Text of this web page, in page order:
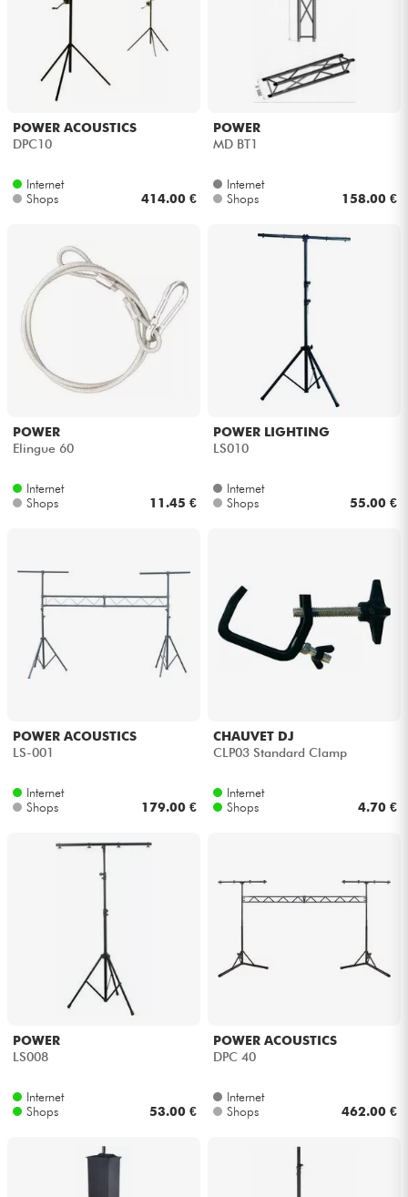
POWER ACOUSTICS
DPC10
Internet
Shops
414.00 €
POWER
MD BT1
Internet
Shops
158.00 €
POWER
Elingue 60
Internet
Shops
11.45 €
POWER LIGHTING
LS010
Internet
Shops
55.00 €
POWER ACOUSTICS
LS-001
Internet
Shops
179.00 €
CHAUVET DJ
CLP03 Standard Clamp
Internet
Shops
4.70 €
POWER
LS008
Internet
Shops
53.00 €
POWER ACOUSTICS
DPC 40
Internet
Shops
462.00 €